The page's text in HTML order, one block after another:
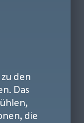
den
Das
die